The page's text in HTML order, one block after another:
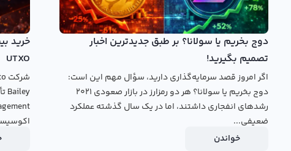
مدت ارزشمند باشد.
بسیار مناسب است. در این صرافی، می توانید با استفاده از
به فروش برسانید یا آن را به دیگر ارزهای دیجیتال تبدیل
ارز دیجیتال ارتباط برقرار کنید و با قیمت دلخواه خود یا
این امکانات به شما کمک می کند تا بتوانید بهترین معامله
دوج بخریم یا سولانا؟ بر طبق جدیدترین اخبار
تصمیم بگیرید!
اگر امروز قصد سرمایه‌گذاری دارید، سؤال مهم این است:
دوج بخریم یا سولانا؟ هر دو رمزارز در بازار صعودی ۲۰۲۱
رشدهای انفجاری داشتند، اما در یک سال گذشته عملکرد
ضعیفی...
خواندن
UTXO